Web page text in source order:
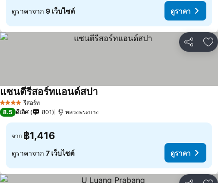
ดูราคาจาก 9 เว็บไซต์ ดูราคา
แชร์ เ
4 ดาว รีสอร์ท
แซนตีรีสอร์ทแอนด์สปา
8.5 ดีเลิศ 801 หลวงพระบาง
จาก ฿1,416
ดูราคาจาก 7 เว็บไซต์ ดูราคา